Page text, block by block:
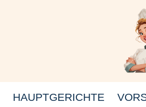
HAUPTGERICHTE